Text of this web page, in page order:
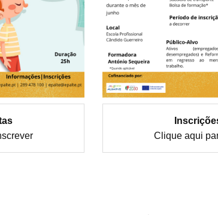
Clique aqui